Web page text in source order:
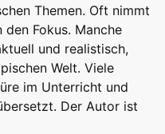
Themen. Oft nimmt
Fokus. Manche
und realistisch,
Welt. Viele
im Unterricht und
Der Autor ist